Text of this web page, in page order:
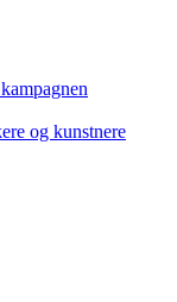
og kunstnere